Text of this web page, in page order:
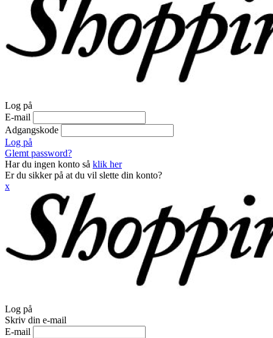
Log på
E-mail
Adgangskode
Log på
Glemt password?
Har du ingen konto så klik her
Er du sikker på at du vil slette din konto?
x
Log på
Skriv din e-mail
E-mail